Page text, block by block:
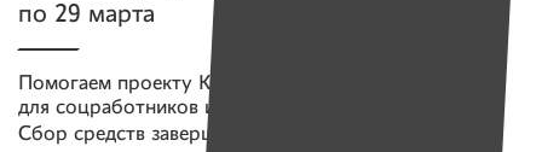
по 29 марта
Помогаем проекту Коронавирус: средства защиты
для соцработников и пожилых
Сбор средств завершен